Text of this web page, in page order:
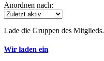
Anordnen nach:
Lade die Gruppen des
Wir laden ein